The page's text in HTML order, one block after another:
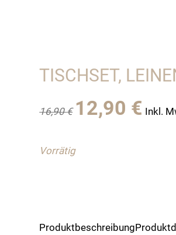
TISCHSET,
16,90€
Ursprünglicher
Preis
12,90 € Preis
Inkl.
Vorrätig
Produktbeschreibung